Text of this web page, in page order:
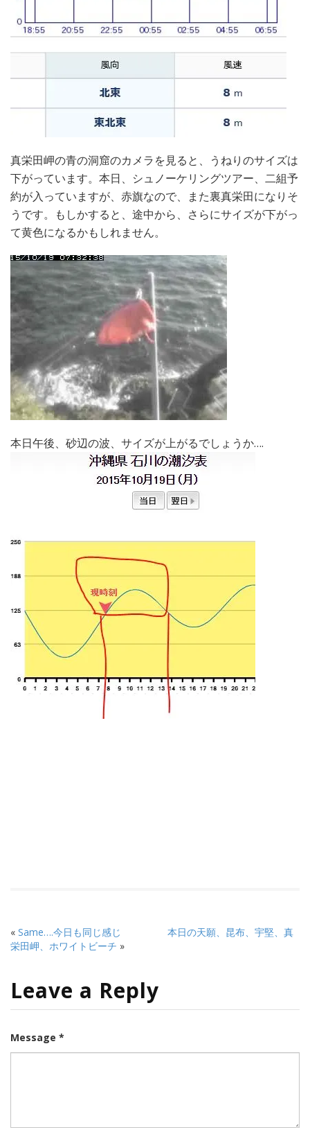
真栄田岬の青の洞窟のカメラを見ると、うねりのサイズは
下がっています。本日、シュノーケリングツアー、二組予
約が入っていますが、赤旗なので、また裏真栄田になりそ
うです。もしかすると、途中から、さらにサイズが下がっ
て黄色になるかもしれません。
本日午後、砂辺の波、サイズが上がるでしょうか….
« Same….今日も同じ感じ
本日の天願、昆布、宇堅、真
栄田岬、ホワイトビーチ »
Leave a Reply
Message *